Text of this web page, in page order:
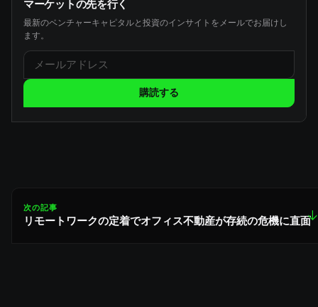
マーケットの先を行く
最新のベンチャーキャピタルと投資のインサイトをメールでお届けし
ます。
購読する
次の記事
リモートワークの定着でオフィス不動産が存続の危機に直面↓